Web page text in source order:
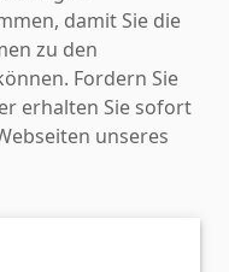
damit Sie die
zu den
Fordern Sie
erhalten Sie sofort
unseres